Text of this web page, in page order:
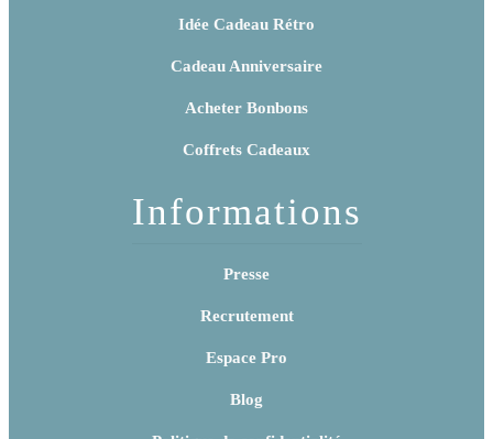
Idée Cadeau Rétro
Cadeau Anniversaire
Acheter Bonbons
Coffrets Cadeaux
Informations
Presse
Recrutement
Espace Pro
Blog